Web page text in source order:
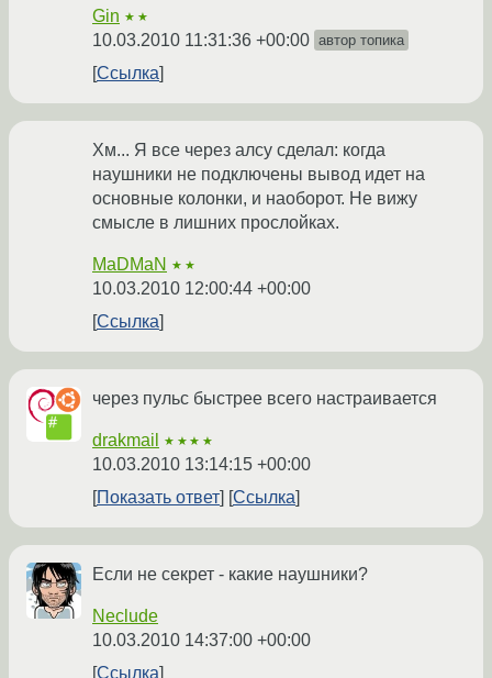
Gin ★★
10.03.2010 11:31:36 +00:00 автор топика
Ссылка
Хм... Я все через алсу сделал: когда
наушники не подключены вывод идет на
основные колонки, и наоборот. Не вижу
смысле в лишних прослойках.
MaDMaN ★★
10.03.2010 12:00:44 +00:00
Ссылка
через пульс быстрее всего настраивается
drakmail ★★★★
10.03.2010 13:14:15 +00:00
Показать ответ
Ссылка
Если не секрет - какие наушники?
Neclude
10.03.2010 14:37:00 +00:00
Ссылка